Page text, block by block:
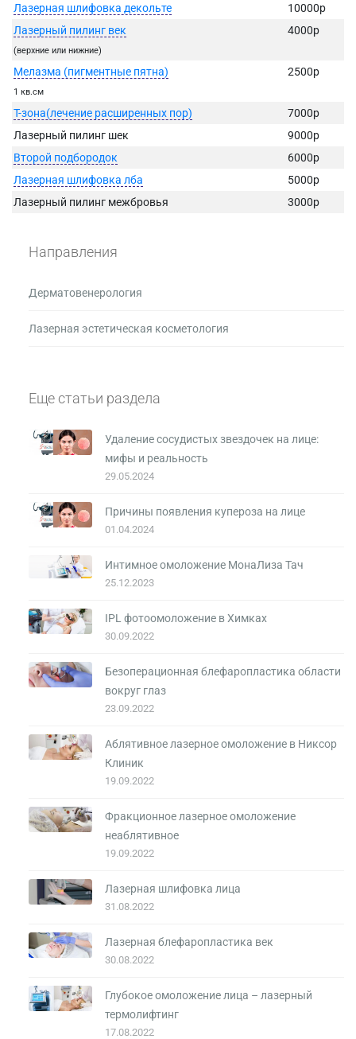
Лазерная шлифовка декольте
10000р
Лазерный пилинг век
(верхние или нижние)
4000р
Мелазма (пигментные пятна)
1 кв.см
2500р
Т-зона(лечение расширенных пор)
7000р
Лазерный пилинг шек
9000р
Второй подбородок
6000р
Лазерная шлифовка лба
5000р
Лазерный пилинг межбровья
3000р
Направления
Дерматовенерология
Лазерная эстетическая косметология
Еще статьи раздела
Удаление сосудистых звездочек на лице:
мифы и реальность
29.05.2024
Причины появления купероза на лице
01.04.2024
Интимное омоложение МонаЛиза Тач
25.12.2023
IPL фотоомоложение в Химках
30.09.2022
Безоперационная блефаропластика области
вокруг глаз
23.09.2022
Аблятивное лазерное омоложение в Никсор
Клиник
19.09.2022
Фракционное лазерное омоложение
неаблятивное
19.09.2022
Лазерная шлифовка лица
31.08.2022
Лазерная блефаропластика век
30.08.2022
Глубокое омоложение лица – лазерный
термолифтинг
17.08.2022